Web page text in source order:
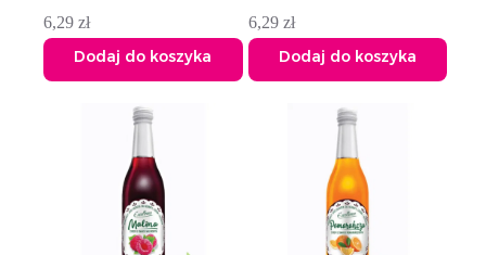
6,29 zł
Dodaj do koszyka
6,29 zł
Dodaj do koszyka